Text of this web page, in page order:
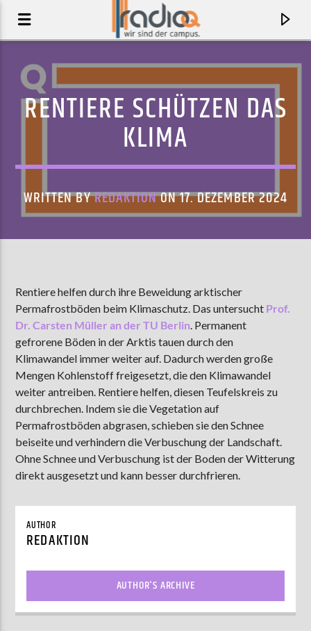
COLD BLOOD
KITTY SOLARIS
AKTUELLE SENDUNG
MOEBIUS
00:00 18:00
ZU HÖREN INMünster90,9 MHzSteinfurt103,9 MHz
RENTIERE SCHÜTZEN DAS
KLIMA
WRITTEN BYREDAKTIONON 17. DEZEMBER 2024
Rentiere helfen durch ihre Beweidung arktischer
Permafrostböden beim Klimaschutz. Das untersucht Prof.
Dr. Carsten Müller an der TU Berlin. Permanent
gefrorene Böden in der Arktis tauen durch den
Klimawandel immer weiter auf. Dadurch werden große
Mengen Kohlenstoff freigesetzt, die den Klimawandel
weiter antreiben. Rentiere helfen, diesen Teufelskreis zu
durchbrechen. Indem sie die Vegetation auf
Permafrostböden abgrasen, schieben sie den Schnee
beiseite und verhindern die Verbuschung der Landschaft.
Ohne Schnee und Verbuschung ist der Boden der Witterung
direkt ausgesetzt und kann besser durchfrieren.
AUTHOR
REDAKTION
AUTHOR'S ARCHIVE